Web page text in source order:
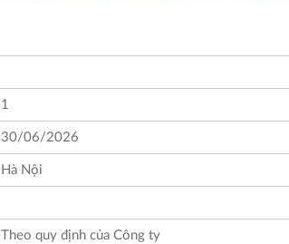
1
30/06/2026
Hà Nội
Theo quy định của Công ty